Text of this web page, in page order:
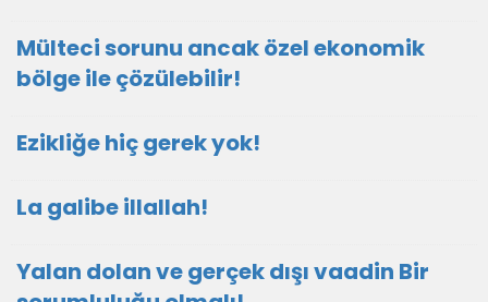
Mülteci sorunu ancak özel ekonomik
bölge ile çözülebilir!
Ezikliğe hiç gerek yok!
La galibe illallah!
Yalan dolan ve gerçek dışı vaadin Bir